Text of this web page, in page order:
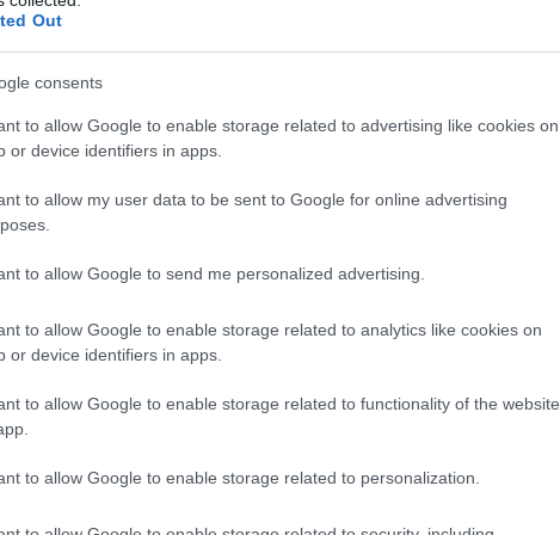
Out
consents
to allow Google to enable storage related to advertising like cookies on
or device identifiers in apps.
to allow my user data to be sent to Google for online advertising
to allow Google to send me personalized advertising.
to allow Google to enable storage related to analytics like cookies on
or device identifiers in apps.
to allow Google to enable storage related to functionality of the website
to allow Google to enable storage related to personalization.